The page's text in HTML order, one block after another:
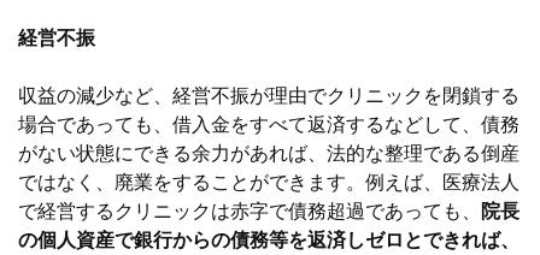
経営不振
収益の減少など、経営不振が理由でクリニックを閉鎖する
場合であっても、借入金をすべて返済するなどして、債務
がない状態にできる余力があれば、法的な整理である倒産
ではなく、廃業をすることができます。例えば、医療法人
で経営するクリニックは赤字で債務超過であっても、 院長
の個人資産で銀行からの債務等を返済しゼロとできれば、